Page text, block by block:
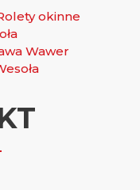
okinne
Wawer